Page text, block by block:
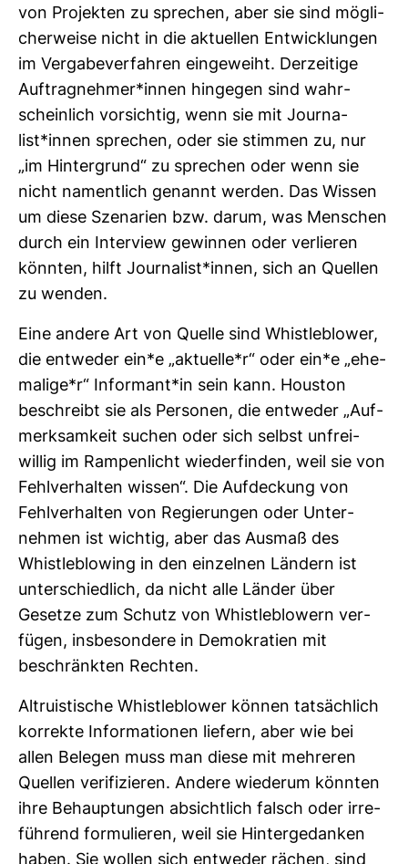
von Pro­jekten zu spre­chen, aber sie sind mög­li­
cher­weise nicht in die aktu­ellen Ent­wick­lungen
im Ver­ga­be­ver­fahren ein­ge­weiht. Der­zei­tige
Auf­trag­nehmer*innen hin­gegen sind wahr­
schein­lich vor­sichtig, wenn sie mit Jour­na­
list*innen spre­chen, oder sie stimmen zu, nur
„im Hin­ter­grund“ zu spre­chen oder wenn sie
nicht nament­lich genannt werden. Das Wissen
um diese Sze­na­rien bzw. darum, was Men­schen
durch ein Inter­view gewinnen oder ver­lieren
könnten, hilft Jour­na­list*innen, sich an Quellen
zu wenden.
Eine andere Art von Quelle sind Whist­le­blower,
die ent­weder ein*e „aktu­elle*r“ oder ein*e „ehe­
ma­lige*r“ Infor­mant*in sein kann. Houston
beschreibt sie als Per­sonen, die ent­weder „Auf­
merk­sam­keit suchen oder sich selbst unfrei­
willig im Ram­pen­licht wie­der­finden, weil sie von
Fehl­ver­halten wissen“. Die Auf­de­ckung von
Fehl­ver­halten von Regie­rungen oder Unter­
nehmen ist wichtig, aber das Ausmaß des
Whist­le­blo­wing in den ein­zelnen Län­dern ist
unter­schied­lich, da nicht alle Länder über
Gesetze zum Schutz von Whist­le­blowern ver­
fügen, ins­be­son­dere in Demo­kra­tien mit
beschränkten Rechten.
Altru­is­ti­sche Whist­le­blower können tat­säch­lich
kor­rekte Infor­ma­tionen lie­fern, aber wie bei
allen Belegen muss man diese mit meh­reren
Quellen veri­fi­zieren. Andere wie­derum könnten
ihre Behaup­tungen absicht­lich falsch oder irre­
füh­rend for­mu­lieren, weil sie Hin­ter­ge­danken